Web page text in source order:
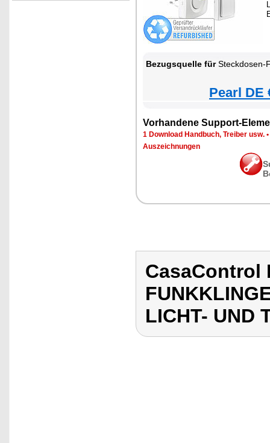
Bezugsquelle fürSteckdosen-Funkklingel mit
Pearl DE
Vorhandene Support-
1 Download Handbuch, Treiber usw. •
Auszeichnungen
CasaControl
LICHT- UND